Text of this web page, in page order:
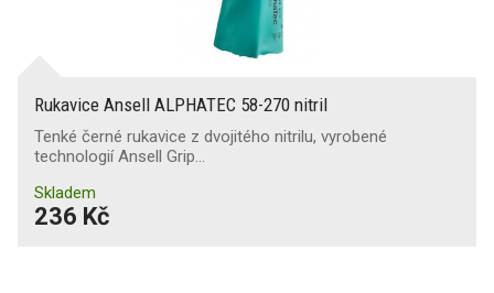
Rukavice Ansell ALPHATEC 58-270 nitril
Tenké černé rukavice z dvojitého nitrilu, vyrobené
technologií Ansell Grip…
Skladem
236 Kč